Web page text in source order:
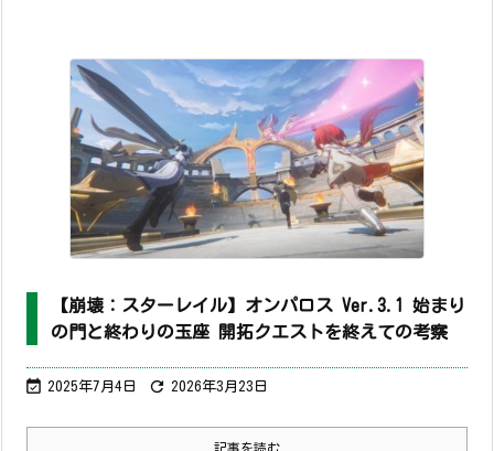
【崩壊：スターレイル】オンパロス Ver.3.1 始まり
の門と終わりの玉座 開拓クエストを終えての考察
 2025年7月4日  2026年3月23日
記事を読む